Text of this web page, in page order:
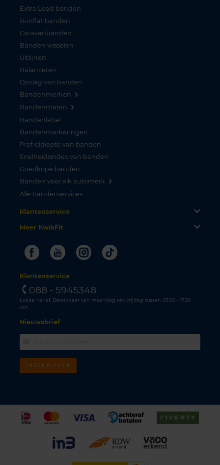
Extra Load banden
Runflat banden
Caravanbanden
Banden wisselen
Uitlijnen
Balanceren
Opslag van banden
Bandenmerken
Bandenmaten
Bandenlabel
Bandenmarkeringen
Profieldiepte van banden
Snelheidsindex van banden
Goedkope banden
Banden voor elk automerk
Alle bandenservices
Klantenservice
Meer KwikFit
FacebookYoutubeInstagram
Tiktok
Klantenservice
088 - 5945348
Lokaal tarief. Bereikbaar van maandag t/m vrijdag tussen 08.00 - 17.30
uur.
Nieuwsbrief
INSCHRIJVEN